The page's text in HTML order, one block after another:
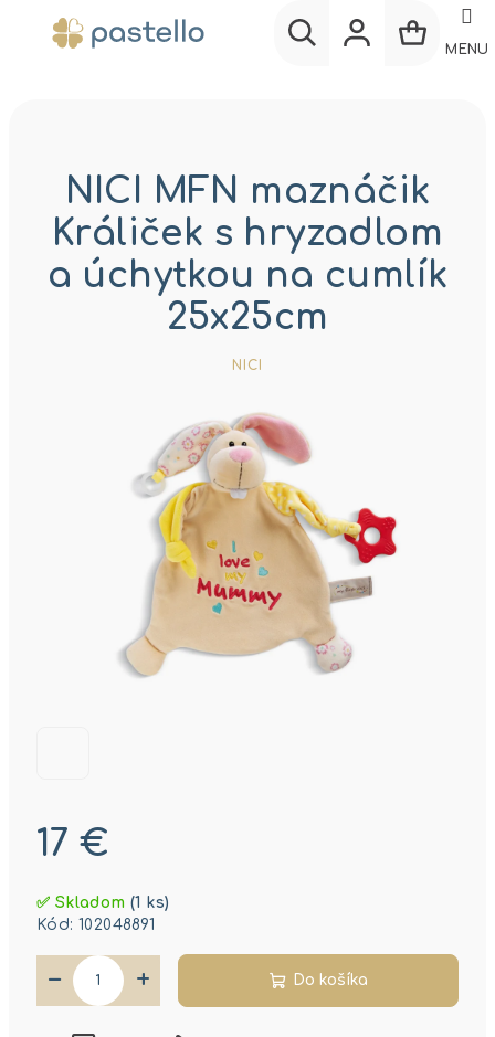
MENU
17 €
cena:
✅ Skladom(1 ks)
Kód: 102048891
+
− Do košíka
NICI MFN maznáčik
Králiček s hryzadlom
a úchytkou na cumlík
25x25cm
NICI